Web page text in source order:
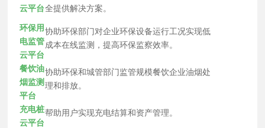
云平台全提供解决方案。
环保用
电监管
云平台
协助环保部门对企业环保设备运行工况实现低
成本在线监测，提高环保监察效率。
餐饮油
烟监测
平台
协助环保和城管部门监管规模餐饮企业油烟处
理和排放。
充电桩
云平台
帮助用户实现充电结算和资产管理。